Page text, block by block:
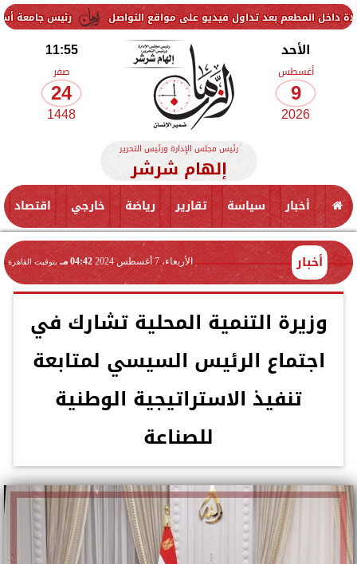
رئيس جامعة أسوان يعتمد نتيجة تداول فيديو على مواقع التواصل
الأحد
أغسطس
9
2026
11:55
صفر
24
1448
رئيس مجلس الإدارة ورئيس التحرير
إلهام شرشر
أخبار سياسة تقارير رياضة خارجي اقتصاد
أخبار الأربعاء، 7 أغسطس 2024 04:42 مـ بتوقيت القاهرة
وزيرة التنمية المحلية تشارك في
اجتماع الرئيس السيسي لمتابعة
تنفيذ الاستراتيجية الوطنية
للصناعة